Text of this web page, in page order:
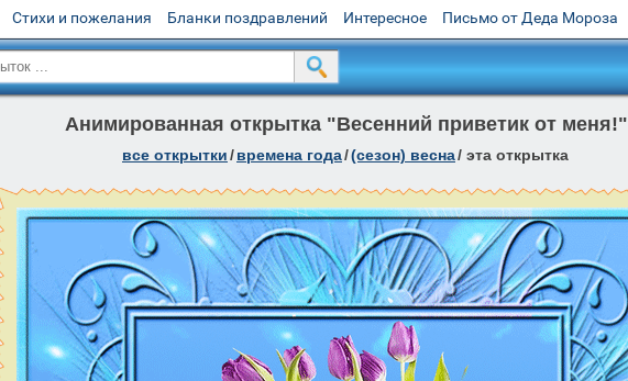
Стихи и пожелания Бланки поздравлений Интересное Письмо от Деда Мороза
Анимированная открытка "Весенний приветик от меня!"
все открытки/времена года/(сезон) весна/ эта открытка